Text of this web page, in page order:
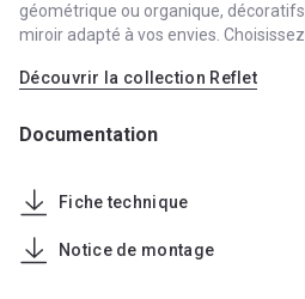
géométrique ou organique,
miroir adapté à vos envies.
Découvrir la collection Reflet
Documentation
Fiche technique
Notice de montage